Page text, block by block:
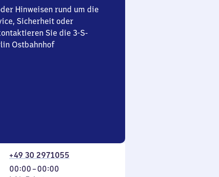
Hinweisen rund um die
Sicherheit oder
Sie die 3-S-
Ostbahnhof
+49 30 2971055
00:00–00:00
Von